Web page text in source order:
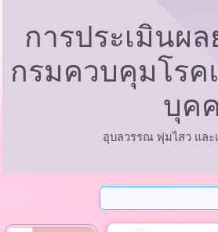
การประเมินผ
กรมควบคุมโร
บุค
อุบลวรรณ พุ่มไสว แล